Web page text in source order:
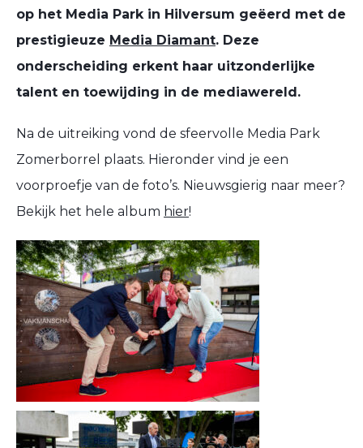
op het Media Park in Hilversum geëerd met de
prestigieuze Media Diamant. Deze
onderscheiding erkent haar uitzonderlijke
talent en toewijding in de mediawereld.
Na de uitreiking vond de sfeervolle Media Park
Zomerborrel plaats. Hieronder vind je een
voorproefje van de foto’s. Nieuwsgierig naar meer?
Bekijk het hele album hier!